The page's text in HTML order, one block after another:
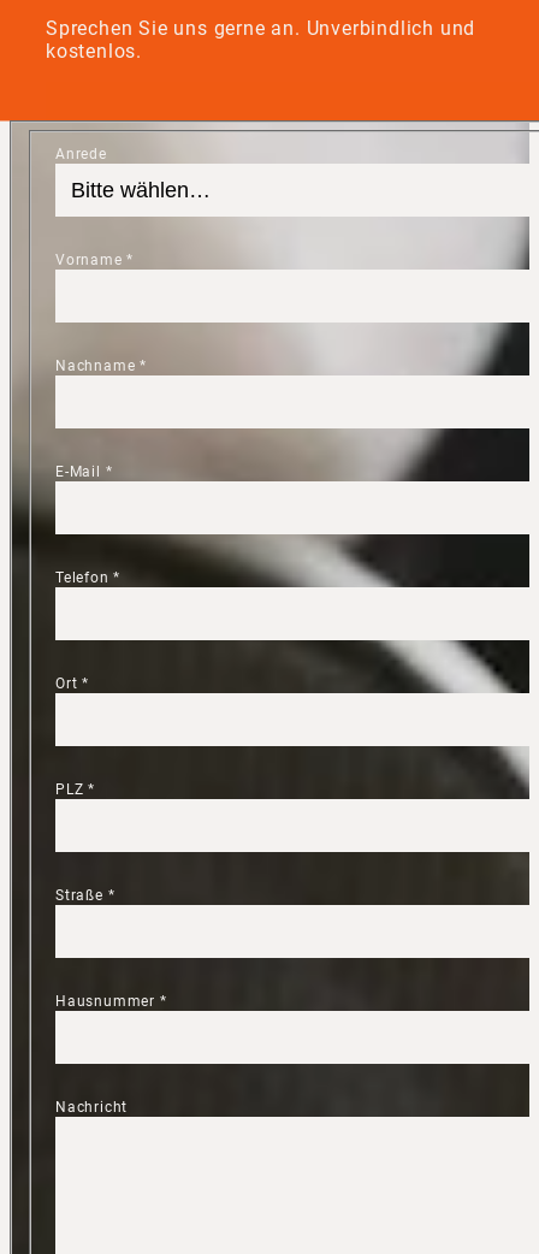
Sprechen Sie uns gerne an. Unverbindlich und
kostenlos.
Anrede
Vorname*
Nachname*
E-Mail *
Telefon*
Ort*
PLZ*
Straße *
Hausnummer *
Nachricht